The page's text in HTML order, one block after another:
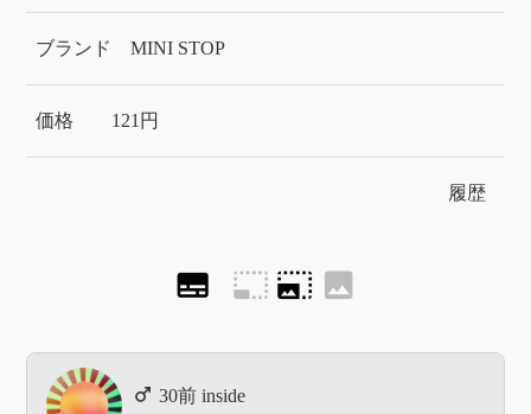
ブランド MINI STOP
価格 121円
履歴
subtitles photo_size_select_small photo_size_select_large image
inside